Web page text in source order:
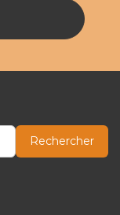
Rechercher